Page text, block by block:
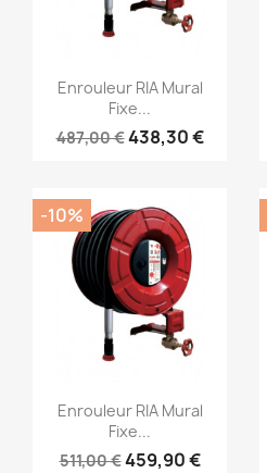
Aperçu rapide
Enrouleur RIA Mural
Fixe...
487,00 €438,30 €
Aperçu rapide
Enrouleur RIA Mural
Fixe...
511,00 €459,90 €
-10%